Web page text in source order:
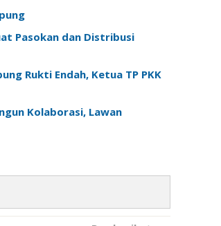
Pasokan dan Distribusi
Rukti Endah, Ketua TP PKK
Kolaborasi, Lawan